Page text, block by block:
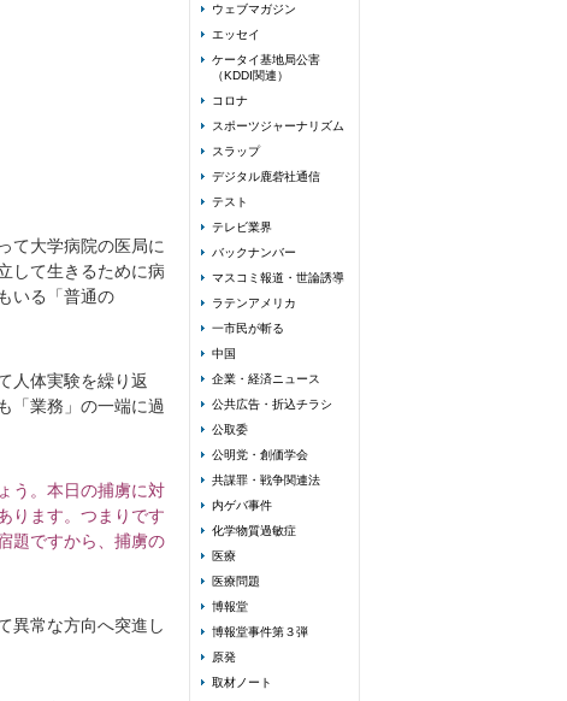
て大学病院の医局に
して生きるために病
いる「普通の
人体実験を繰り返
「業務」の一端に過
う。本日の捕虜に対
ります。つまりです
題ですから、捕虜の
異常な方向へ突進し
ウェブマガジン
エッセイ
ケータイ基地局公害
（KDDI関連）
コロナ
スポーツジャーナリズム
スラップ
デジタル鹿砦社通信
テスト
テレビ業界
バックナンバー
マスコミ報道・世論誘導
ラテンアメリカ
一市民が斬る
中国
企業・経済ニュース
公共広告・折込チラシ
公取委
公明党・創価学会
共謀罪・戦争関連法
内ゲバ事件
化学物質過敏症
医療
医療問題
博報堂
博報堂事件第３弾
原発
取材ノート